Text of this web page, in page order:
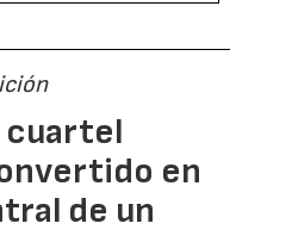
cuartel
en
de un